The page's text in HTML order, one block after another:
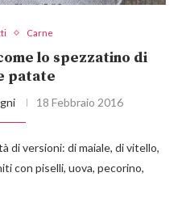
Carne
lo spezzatino di
patate
18 Febbraio 2016
di versioni: di maiale, di vitello,
con piselli, uova, pecorino,